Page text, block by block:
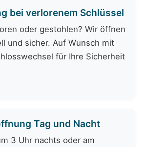
bei verlorenem Schlüssel
oder gestohlen? Wir öffnen
und sicher. Auf Wunsch mit
für Ihre Sicherheit
Tag und Nacht
3 Uhr nachts oder am